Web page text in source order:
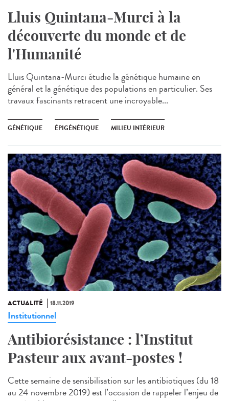
Lluis Quintana-Murci à la
découverte du monde et de
l'Humanité
Lluis Quintana-Murci étudie la génétique humaine en
général et la génétique des populations en particulier. Ses
travaux fascinants retracent une incroyable...
GÉNÉTIQUE ÉPIGÉNÉTIQUE MILIEU INTÉRIEUR
ACTUALITÉ 18.11.2019
Institutionnel
Antibiorésistance : l’Institut
Pasteur aux avant-postes !
Cette semaine de sensibilisation sur les antibiotiques (du 18
au 24 novembre 2019) est l’occasion de rappeler l’enjeu de